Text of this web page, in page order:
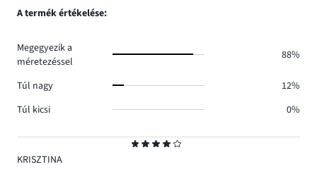
4
KRISZTINA
A termék értékelése:
Megegyezik a
méretezéssel
88%
Túl nagy
12%
Túl kicsi
0%